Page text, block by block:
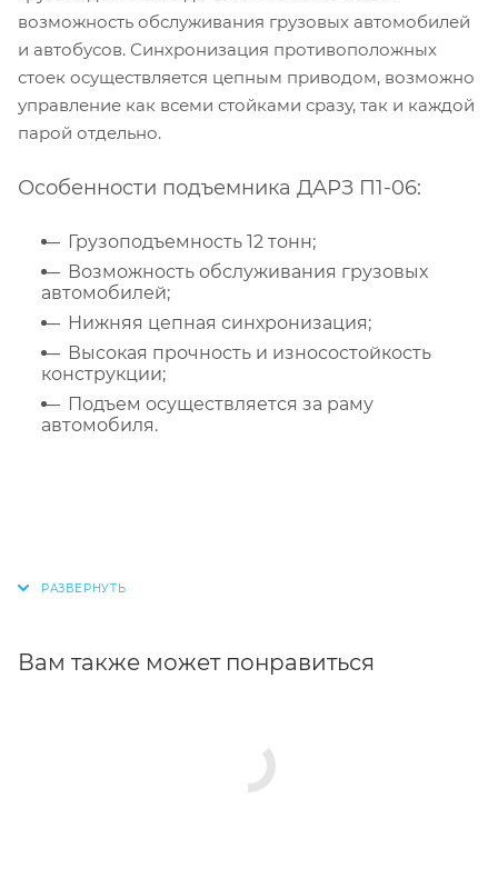
возможность обслуживания грузовых автомобилей
и автобусов. Синхронизация противоположных
стоек осуществляется цепным приводом, возможно
управление как всеми стойками сразу, так и каждой
парой отдельно.
Особенности подъемника ДАРЗ П1-06:
Грузоподъемность 12 тонн;
Возможность обслуживания грузовых
автомобилей;
Нижняя цепная синхронизация;
Высокая прочность и износостойкость
конструкции;
Подъем осуществляется за раму
автомобиля.
Вам также может понравиться